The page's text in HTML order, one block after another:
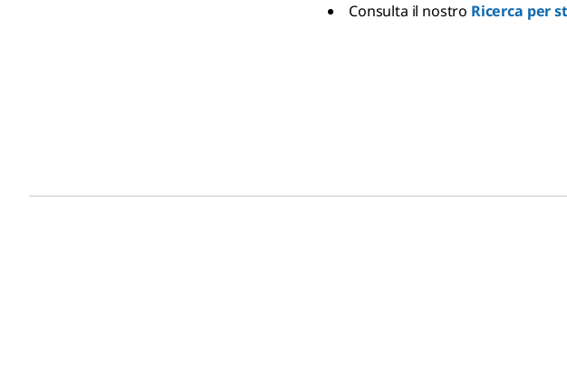
Consulta il nostro Ricerca per